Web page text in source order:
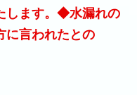
します。◆水漏れの
に言われたとの